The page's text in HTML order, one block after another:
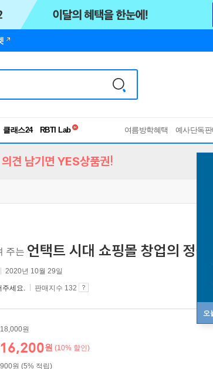
클래스24
독서유형검사
여름방학혜택 예사단독판
오
의견 남기면 YES상품권!
주는 언택트 시대 쇼핑몰 창업의 정
2020년 10월 29일
주세요. 판매지수 132
18,000원
16,200원 (10% 할인)
900원 (5% 적립)